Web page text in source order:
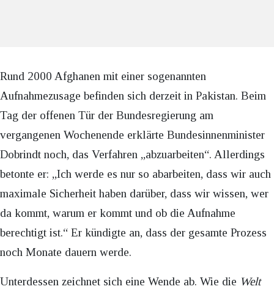
Rund 2000 Afghanen mit einer sogenannten
Aufnahmezusage befinden sich derzeit in Pakistan. Beim
Tag der offenen Tür der Bundesregierung am
vergangenen Wochenende erklärte Bundesinnenminister
Dobrindt noch, das Verfahren „abzuarbeiten“. Allerdings
betonte er: „Ich werde es nur so abarbeiten, dass wir auch
maximale Sicherheit haben darüber, dass wir wissen, wer
da kommt, warum er kommt und ob die Aufnahme
berechtigt ist.“ Er kündigte an, dass der gesamte Prozess
noch Monate dauern werde.
Unterdessen zeichnet sich eine Wende ab. Wie die Welt